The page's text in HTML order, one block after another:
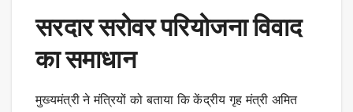
सरदार सरोवर परियोजना विवाद
का समाधान
मुख्यमंत्री ने मंत्रियों को बताया कि केंद्रीय गृह मंत्री अमित